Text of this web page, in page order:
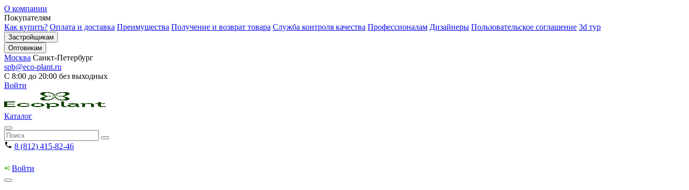
О компании
Покупателям
Как купить? Оплата и доставка Преимущества Получение и возврат товара Служба контроля качества Профессионалам Дизайнеры Пользовательское соглашение 3d тур
Застройщикам
Оптовикам
Москва Санкт-Петербург
spb@eco-plant.ru
С 8:00 до 20:00 без выходных
Войти
Каталог
8 (812) 415-82-46
Войти